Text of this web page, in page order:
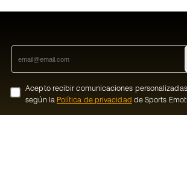
Acepto recibir comunicaciones
según la Política de privacidad de Sports